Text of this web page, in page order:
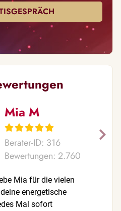
Mia M
Berater-ID: 316
Bewertungen: 2.760
Mia für die vielen
energetische
Mal sofort